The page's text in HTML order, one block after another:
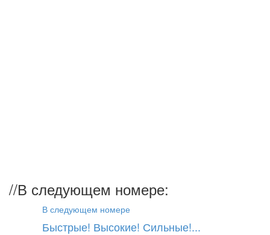
//В следующем номере:
В следующем номере
Быстрые! Высокие! Сильные!...